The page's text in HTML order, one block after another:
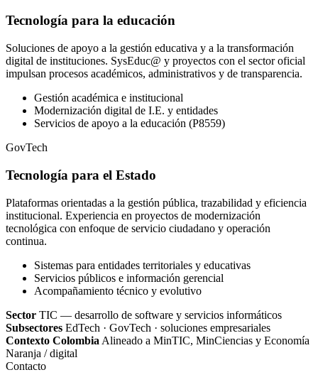
Tecnología para la educación
Soluciones de apoyo a la gestión educativa y a la transformación
digital de instituciones. SysEduc@ y proyectos con el sector oficial
impulsan procesos académicos, administrativos y de transparencia.
Gestión académica e institucional
Modernización digital de I.E. y entidades
Servicios de apoyo a la educación (P8559)
GovTech
Tecnología para el Estado
Plataformas orientadas a la gestión pública, trazabilidad y eficiencia
institucional. Experiencia en proyectos de modernización
tecnológica con enfoque de servicio ciudadano y operación
continua.
Sistemas para entidades territoriales y educativas
Servicios públicos e información gerencial
Acompañamiento técnico y evolutivo
Sector TIC — desarrollo de software y servicios informáticos
Subsectores EdTech · GovTech · soluciones empresariales
Contexto Colombia Alineado a MinTIC, MinCiencias y Economía
Naranja / digital
Contacto